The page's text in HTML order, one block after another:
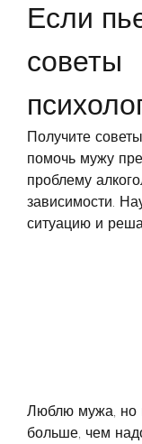
Если
советы
Получите
помочь мужу
проблему
зависимости.
ситуацию и
Люблю мужа, но
больше, чем